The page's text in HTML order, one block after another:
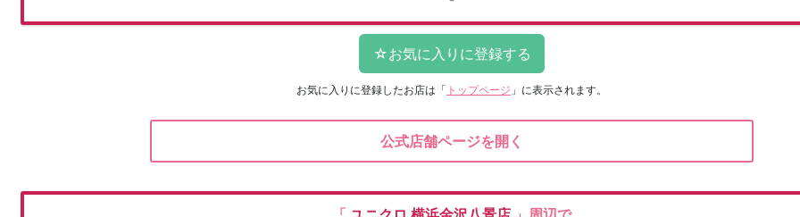
お気に入りに登録したお店は 「 トップページ 」に表示されます。
公式店舗ページを開く